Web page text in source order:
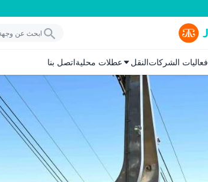
فعاليات الشركاتالنقل عطلات محليةاتصل بنا